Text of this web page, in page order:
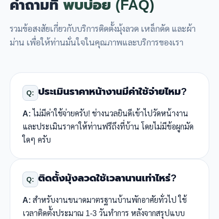
คำถามที่ พบบ่อย (FAQ)
รวมข้อสงสัยเกี่ยวกับบริการติดตั้งมุ้งลวด เหล็กดัด และผ้า
ม่าน เพื่อให้ท่านมั่นใจในคุณภาพและบริการของเรา
Q: ประเมินราคาหน้างานมีค่าใช้จ่ายไหม?
A:ไม่มีค่าใช้จ่ายครับ! ช่างนวลยินดีเข้าไปวัดหน้างาน
และประเมินราคาให้ท่านฟรีถึงที่บ้าน โดยไม่มีข้อผูกมัด
ใดๆ ครับ
Q: ติดตั้งมุ้งลวดใช้เวลานานเท่าไหร่?
A: สำหรับงานขนาดมาตรฐานบ้านพักอาศัยทั่วไป ใช้
เวลาติดตั้งประมาณ 1-3 วันทำการ หลังจากสรุปแบบ